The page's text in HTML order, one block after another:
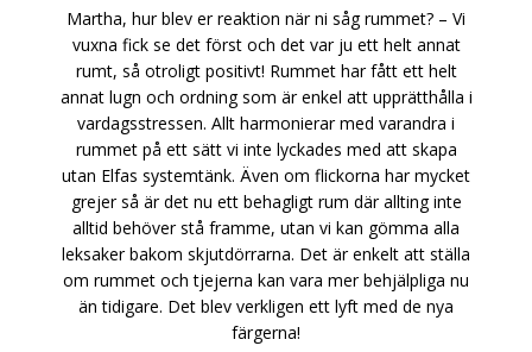
Martha, hur blev er reaktion när ni såg rummet? – Vi
vuxna fick se det först och det var ju ett helt annat
rumt, så otroligt positivt! Rummet har fått ett helt
annat lugn och ordning som är enkel att upprätthålla i
vardagsstressen. Allt harmonierar med varandra i
rummet på ett sätt vi inte lyckades med att skapa
utan Elfas systemtänk. Även om flickorna har mycket
grejer så är det nu ett behagligt rum där allting inte
alltid behöver stå framme, utan vi kan gömma alla
leksaker bakom skjutdörrarna. Det är enkelt att ställa
om rummet och tjejerna kan vara mer behjälpliga nu
än tidigare. Det blev verkligen ett lyft med de nya
färgerna!